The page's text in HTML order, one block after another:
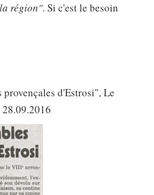
région". Si c'est le besoin
d'Estrosi", Le